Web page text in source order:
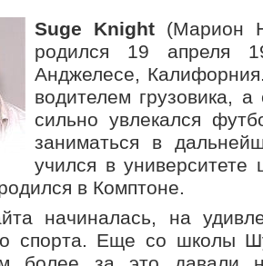
Suge Knight (Марион
родился 19 апреля
Анджелесе,
водителем грузовика,
сильно увлекался
заниматься в
учился в
в Комптоне.
начиналась, на
спорта. Еще со школы